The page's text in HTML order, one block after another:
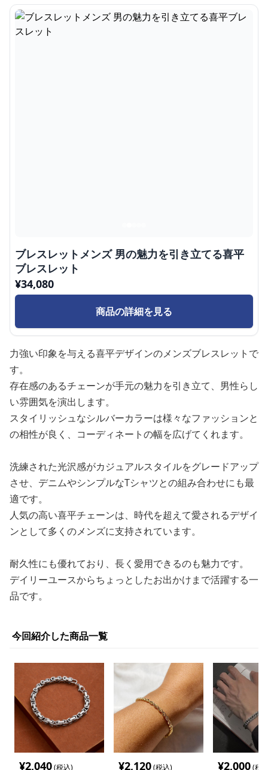
ブレスレットメンズ 男の魅力を引き立てる喜平
ブレスレット
¥34,080
商品の詳細を見る
力強い印象を与える喜平デザインのメンズブレスレットで
す。
存在感のあるチェーンが手元の魅力を引き立て、男性らし
い雰囲気を演出します。
スタイリッシュなシルバーカラーは様々なファッションと
の相性が良く、コーディネートの幅を広げてくれます。
洗練された光沢感がカジュアルスタイルをグレードアップ
させ、デニムやシンプルなTシャツとの組み合わせにも最
適です。
人気の高い喜平チェーンは、時代を超えて愛されるデザイ
ンとして多くのメンズに支持されています。
耐久性にも優れており、長く愛用できるのも魅力です。
デイリーユースからちょっとしたお出かけまで活躍する一
品です。
今回紹介した商品一覧
¥2,040(税込) ¥2,120(税込) ¥2,000(税